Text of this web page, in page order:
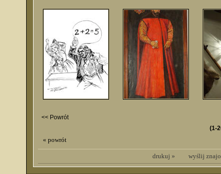
<< Powrót
(1-
« powrót
drukuj » wyślij